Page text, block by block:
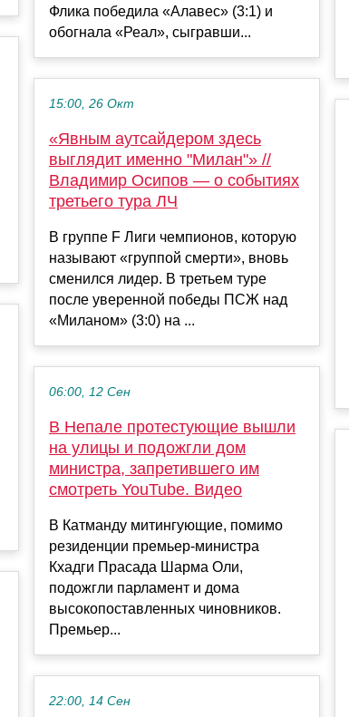
Флика победила «Алавес» (3:1) и
обогнала «Реал», сыгравши...
15:00, 26 Окт
«Явным аутсайдером здесь
выглядит именно "Милан"» //
Владимир Осипов — о событиях
третьего тура ЛЧ
В группе F Лиги чемпионов, которую
называют «группой смерти», вновь
сменился лидер. В третьем туре
после уверенной победы ПСЖ над
«Миланом» (3:0) на ...
06:00, 12 Сен
В Непале протестующие вышли
на улицы и подожгли дом
министра, запретившего им
смотреть YouTube. Видео
В Катманду митингующие, помимо
резиденции премьер-министра
Кхадги Прасада Шарма Оли,
подожгли парламент и дома
высокопоставленных чиновников.
Премьер...
22:00, 14 Сен